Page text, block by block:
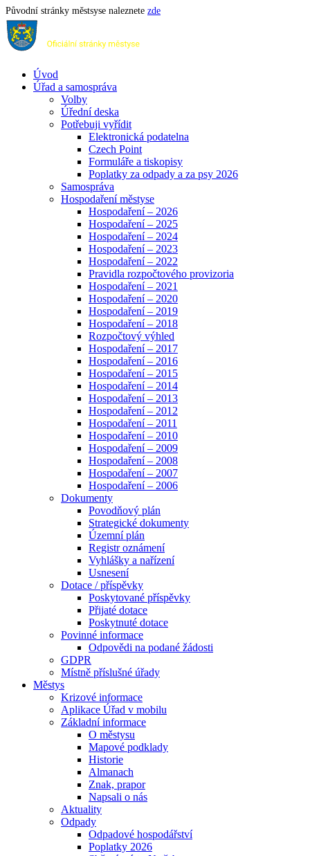
Původní stránky městsyse naleznete zde
Úvod
Úřad a samospráva
Volby
Úřední deska
Potřebuji vyřídit
Elektronická podatelna
Czech Point
Formuláře a tiskopisy
Poplatky za odpady a za psy 2026
Samospráva
Hospodaření městyse
Hospodaření – 2026
Hospodaření – 2025
Hospodaření – 2024
Hospodaření – 2023
Hospodaření – 2022
Pravidla rozpočtového provizoria
Hospodaření – 2021
Hospodaření – 2020
Hospodaření – 2019
Hospodaření – 2018
Rozpočtový výhled
Hospodaření – 2017
Hospodaření – 2016
Hospodaření – 2015
Hospodaření – 2014
Hospodaření – 2013
Hospodaření – 2012
Hospodaření – 2011
Hospodaření – 2010
Hospodaření – 2009
Hospodaření – 2008
Hospodaření – 2007
Hospodaření – 2006
Dokumenty
Povodňový plán
Strategické dokumenty
Územní plán
Registr oznámení
Vyhlášky a nařízení
Usnesení
Dotace / příspěvky
Poskytované příspěvky
Přijaté dotace
Poskytnuté dotace
Povinné informace
Odpovědi na podané žádosti
GDPR
Místně příslušné úřady
Městys
Krizové informace
Aplikace Úřad v mobilu
Základní informace
O městysu
Mapové podklady
Historie
Almanach
Znak, prapor
Napsali o nás
Aktuality
Odpady
Odpadové hospodářství
Poplatky 2026